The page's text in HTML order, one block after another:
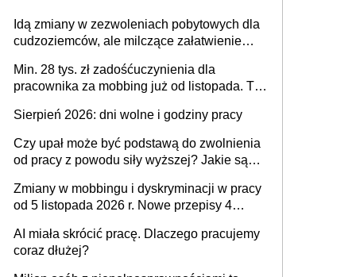
Idą zmiany w zezwoleniach pobytowych dla
cudzoziemców, ale milczące załatwienie
Min. 28 tys. zł zadośćuczynienia dla
pracownika za mobbing już od listopada. To
zespołu
Sierpień 2026: dni wolne i godziny pracy
Czy upał może być podstawą do zwolnienia
od pracy z powodu siły wyższej? Jakie są
Zmiany w mobbingu i dyskryminacji w pracy
od 5 listopada 2026 r. Nowe przepisy 4
Ustaw
AI miała skrócić pracę. Dlaczego pracujemy
coraz dłużej?